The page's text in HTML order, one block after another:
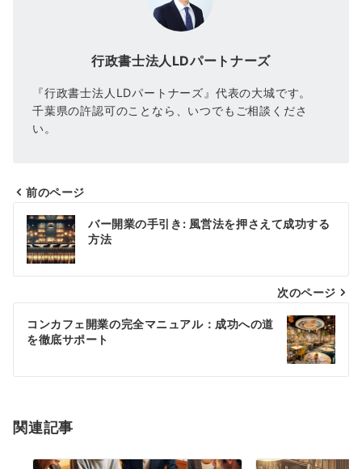
行政書士法人LDパートナーズ
『行政書士法人LDパートナーズ』代表の大城です。
千葉県の許認可のことなら、いつでもご相談くださ
い。
投
稿
ナ
ビ
ゲ
シ
ン
前のページ
バー開業の手引き: 風営法を押さえて成功する
方法
次のページ
コンカフェ開業の完全マニュアル：成功への道
を徹底サポート
関連記事